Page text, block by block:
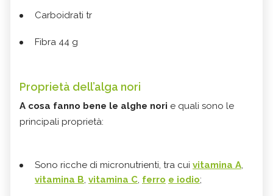
Carboidrati tr
Fibra 44 g
Proprietà dell’alga nori
A cosa fanno bene le alghe nori e quali sono le
principali proprietà:
Sono ricche di micronutrienti, tra cui vitamina A,
vitamina B, vitamina C, ferro e iodio;